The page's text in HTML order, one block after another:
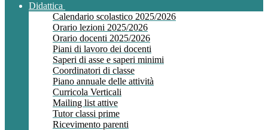
Didattica
Calendario scolastico 2025/2026
Orario lezioni 2025/2026
Orario docenti 2025/2026
Piani di lavoro dei docenti
Saperi di asse e saperi minimi
Coordinatori di classe
Piano annuale delle attività
Curricola Verticali
Mailing list attive
Tutor classi prime
Ricevimento parenti